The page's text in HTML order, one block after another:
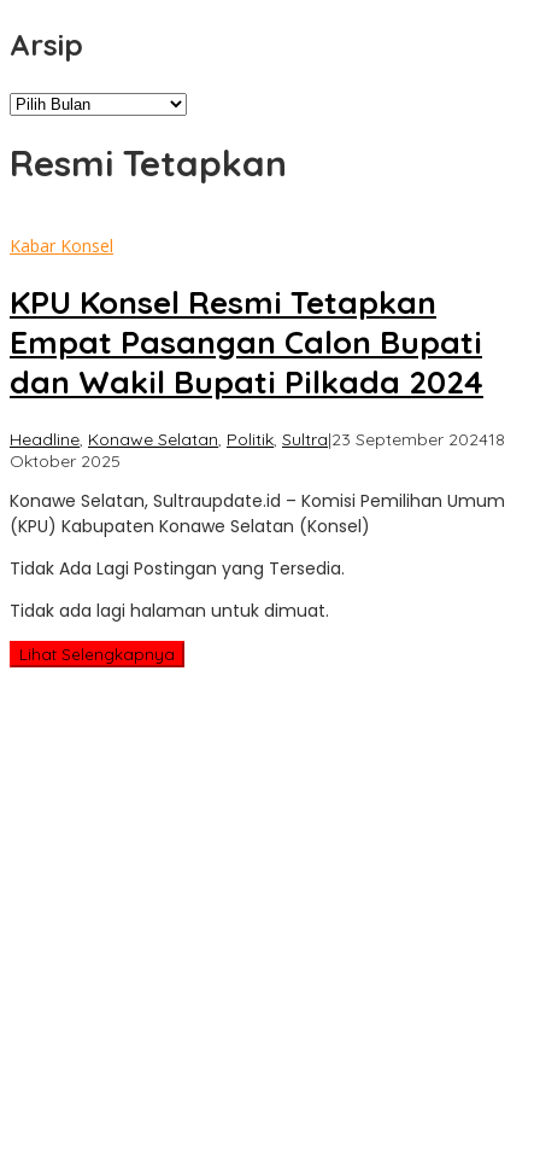
Arsip
Arsip
Resmi Tetapkan
Kabar Konsel
KPU Konsel Resmi Tetapkan
Empat Pasangan Calon Bupati
dan Wakil Bupati Pilkada 2024
Headline, Konawe Selatan, Politik, Sultra|23 September 202418
Oktober 2025
Update
Konawe Selatan, Sultraupdate.id – Komisi Pemilihan Umum
(KPU) Kabupaten Konawe Selatan (Konsel)
Tidak Ada Lagi Postingan yang Tersedia.
Tidak ada lagi halaman untuk dimuat.
Lihat Selengkapnya